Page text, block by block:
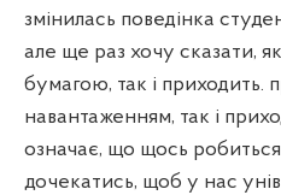
змінилась поведінка
але ще раз хочу сказати,
бумагою, так і приходить.
навантаженням, так і
означає, що щось
дочекатись, щоб у нас